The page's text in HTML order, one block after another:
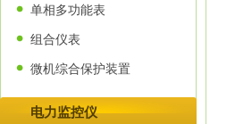
单相多功能表
组合仪表
微机综合保护装置
电力监控仪